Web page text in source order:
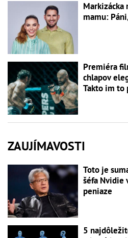
Markizácka
mamu:
Premiéra
chlapov
Takto im to
ZAUJÍMAVOSTI
Toto je
šéfa Nvidie
peniaze
5